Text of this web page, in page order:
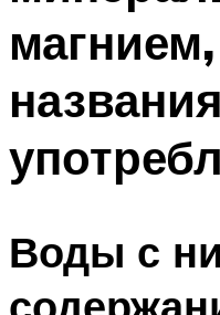
БАССЕЙН ДЛЯ ДОМА
МЕНЮ
Воды с